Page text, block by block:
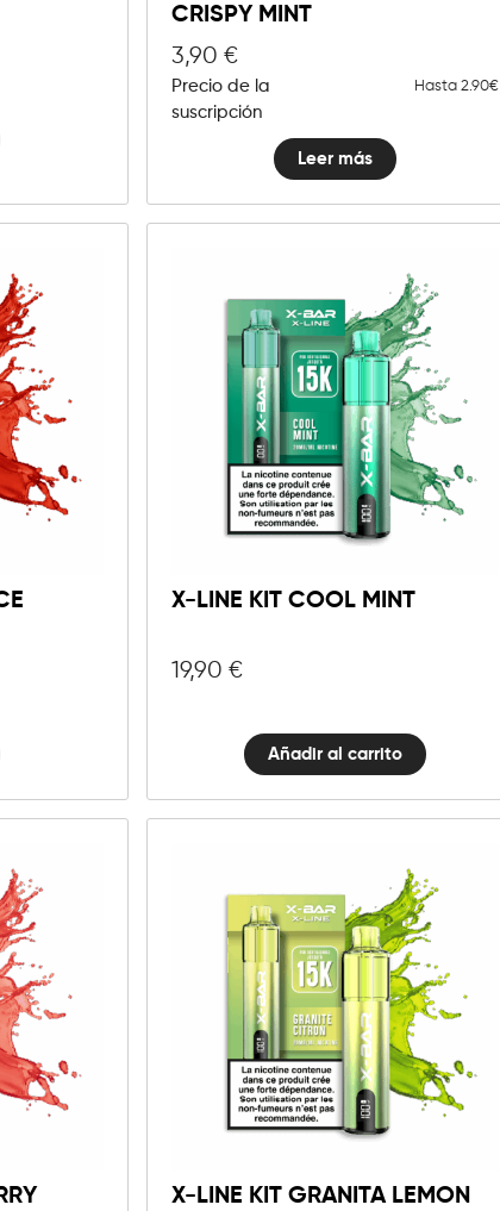
CRISPY MINT
3,90 €
Precio de la
suscripción
Hasta 2.90€
Leer más
X-LINE KIT COOL MINT
19,90 €
10mg 20mg
X-
Line
Cool
Mint
Añadir al carrito
X-LINE KIT GRANITA LEMON